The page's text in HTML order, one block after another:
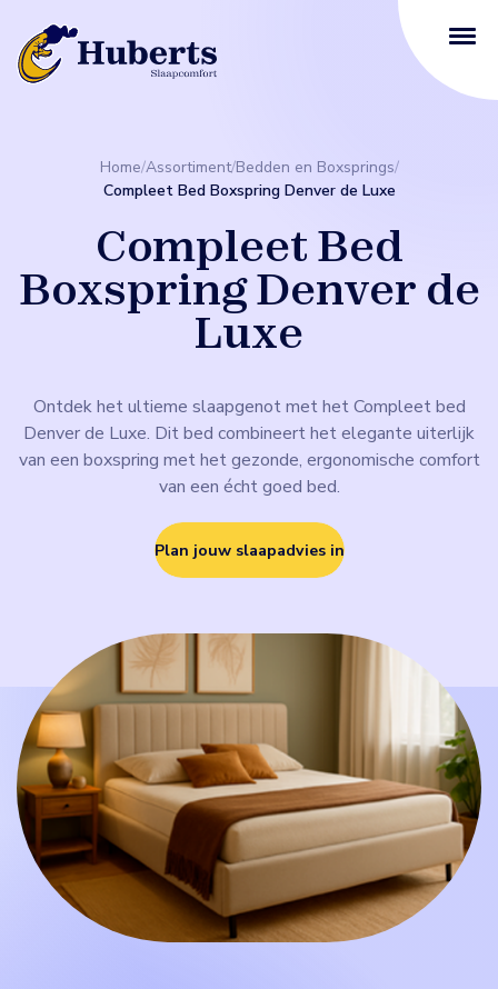
Home/Assortiment/Bedden en Boxsprings/
Compleet Bed Boxspring Denver de Luxe
Compleet Bed
Boxspring Denver de
Luxe
Ontdek het ultieme slaapgenot met het Compleet bed
Denver de Luxe. Dit bed combineert het elegante uiterlijk
van een boxspring met het gezonde, ergonomische comfort
van een écht goed bed.
Plan jouw slaapadvies in